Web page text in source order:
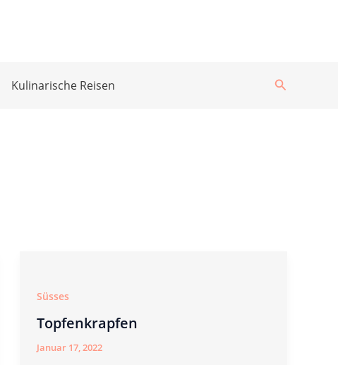
Kulinarische Reisen Suchen
Süsses
Topfenkrapfen
Januar 17, 2022